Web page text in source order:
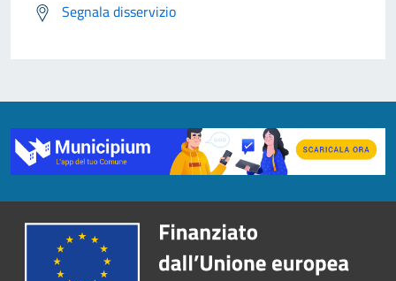
Segnala disservizio